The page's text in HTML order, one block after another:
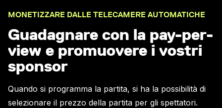
MONETIZZARE DALLE TELECAMERE AUTOMATICHE
Guadagnare con la pay-per-
view e promuovere i vostri
sponsor
Quando si programma la partita, si ha la possibilità di
selezionare il prezzo della partita per gli spettatori.